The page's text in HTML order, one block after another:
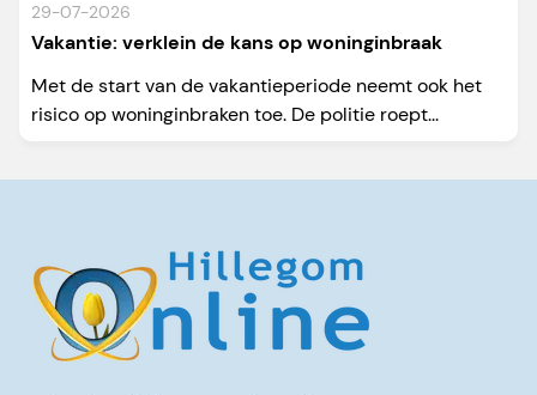
29-07-2026
Vakantie: verklein de kans op woninginbraak
Met de start van de vakantieperiode neemt ook het
risico op woninginbraken toe. De politie roept...